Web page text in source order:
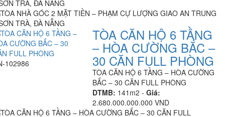
102986
TÒA CĂN HỘ 6 TẦNG
– HÒA CƯỜNG BẮC –
30 CĂN FULL PHÒNG
TÒA CĂN HỘ 6 TẦNG – HÒA CƯỜNG
BẮC – 30 CĂN FULL PHÒNG
DTMB: 141m2 -Giá:
2.680.000.000.000 VND